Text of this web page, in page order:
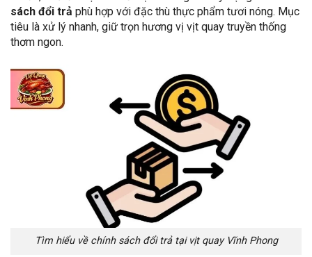
sách đổi trả phù hợp với đặc thù thực phẩm tươi nóng. Mục
tiêu là xử lý nhanh, giữ trọn hương vị vịt quay truyền thống
thơm ngon.
Tìm hiểu về chính sách đổi trả tại vịt quay Vĩnh Phong